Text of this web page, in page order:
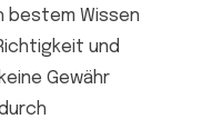
bestem Wissen
und
Gewähr